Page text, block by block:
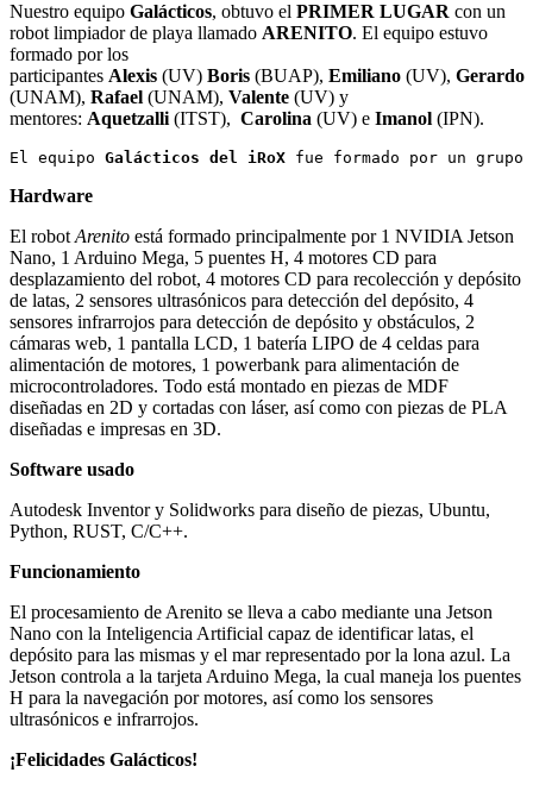
Nuestro equipo Galácticos, obtuvo el PRIMER LUGAR con un
robot limpiador de playa llamado ARENITO. El equipo estuvo
formado por los
participantes Alexis (UV) Boris (BUAP), Emiliano (UV), Gerardo
(UNAM), Rafael (UNAM), Valente (UV) y
mentores: Aquetzalli (ITST), Carolina (UV) e Imanol (IPN).
El equipo Galácticos del iRoX fue formado por un
Hardware
El robot Arenito está formado principalmente por 1 NVIDIA Jetson
Nano, 1 Arduino Mega, 5 puentes H, 4 motores CD para
desplazamiento del robot, 4 motores CD para recolección y depósito
de latas, 2 sensores ultrasónicos para detección del depósito, 4
sensores infrarrojos para detección de depósito y obstáculos, 2
cámaras web, 1 pantalla LCD, 1 batería LIPO de 4 celdas para
alimentación de motores, 1 powerbank para alimentación de
microcontroladores. Todo está montado en piezas de MDF
diseñadas en 2D y cortadas con láser, así como con piezas de PLA
diseñadas e impresas en 3D.
Software usado
Autodesk Inventor y Solidworks para diseño de piezas, Ubuntu,
Python, RUST, C/C++.
Funcionamiento
El procesamiento de Arenito se lleva a cabo mediante una Jetson
Nano con la Inteligencia Artificial capaz de identificar latas, el
depósito para las mismas y el mar representado por la lona azul. La
Jetson controla a la tarjeta Arduino Mega, la cual maneja los puentes
H para la navegación por motores, así como los sensores
ultrasónicos e infrarrojos.
¡Felicidades Galácticos!